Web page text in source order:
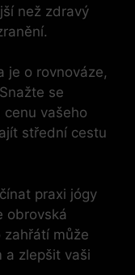
než zdravý
je o rovnováze,
se
vašeho
střední cestu
praxi jógy
obrovská
může
a zlepšit vaši